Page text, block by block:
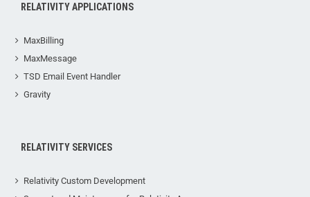
RELATIVITY APPLICATIONS
MaxBilling
MaxMessage
TSD Email Event Handler
Gravity
RELATIVITY SERVICES
Relativity Custom Development